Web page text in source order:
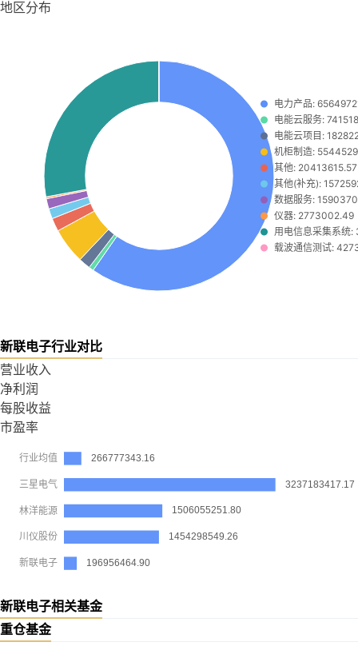
地区分布
新联电子行业对比
营业收入
净利润
每股收益
市盈率
新联电子相关基金
重仓基金